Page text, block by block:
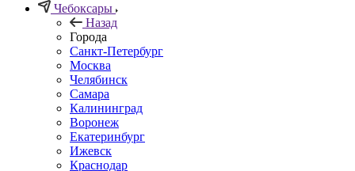
Чебоксары
Назад
Города
Санкт-Петербург
Москва
Челябинск
Самара
Калининград
Воронеж
Екатеринбург
Ижевск
Краснодар